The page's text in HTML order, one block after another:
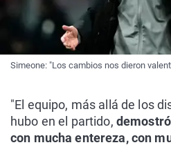
Simeone: "Los cambios nos dieron
"El equipo, más allá de los
hubo en el partido,
con mucha entereza, con